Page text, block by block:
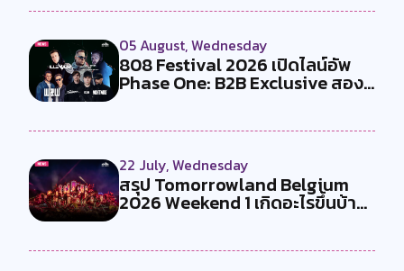
05 August, Wednesday
808 Festival 2026 เปิดไลน์อัพ
Phase One: B2B Exclusive สอง
22 July, Wednesday
สรุป Tomorrowland Belgium
2026 Weekend 1 เกิดอะไรขึ้นบ้าง